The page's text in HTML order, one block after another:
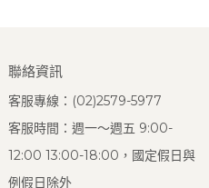
聯絡資訊
客服專線：(02)2579-5977
客服時間：週一～週五 9:00-
12:00 13:00-18:00，國定假日與
例假日除外